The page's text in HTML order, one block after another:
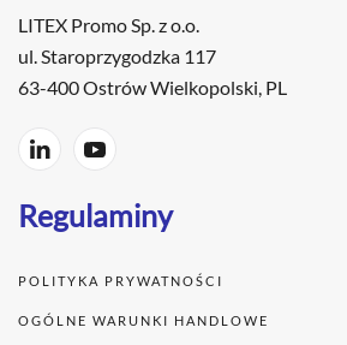
LITEX Promo Sp. z o.o.
ul. Staroprzygodzka 117
63-400 Ostrów Wielkopolski, PL
Regulaminy
POLITYKA PRYWATNOŚCI
OGÓLNE WARUNKI HANDLOWE